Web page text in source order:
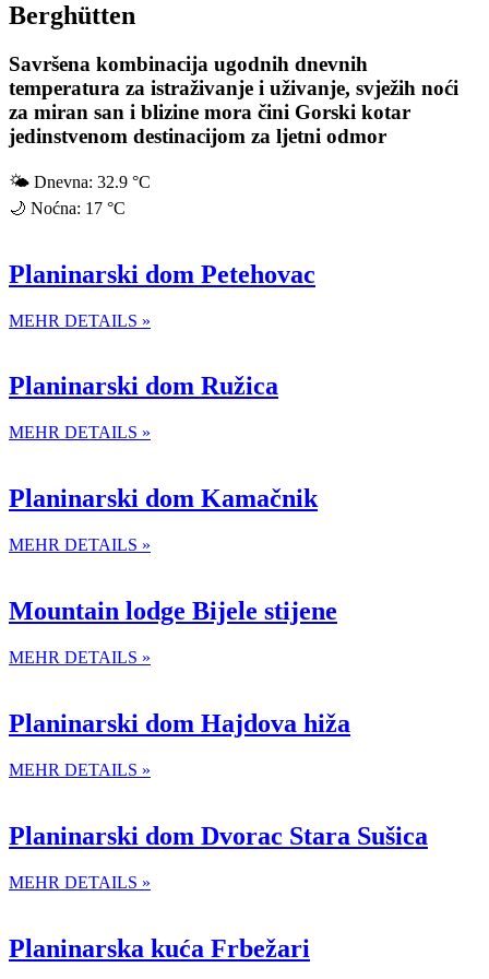
Berghütten
Savršena kombinacija ugodnih dnevnih
temperatura za istraživanje i uživanje, svježih noći
za miran san i blizine mora čini Gorski kotar
jedinstvenom destinacijom za ljetni odmor
🌤 Dnevna: 32.9 °C
🌙 Noćna: 17 °C
Planinarski dom Petehovac
MEHR DETAILS »
Planinarski dom Ružica
MEHR DETAILS »
Planinarski dom Kamačnik
MEHR DETAILS »
Mountain lodge Bijele stijene
MEHR DETAILS »
Planinarski dom Hajdova hiža
MEHR DETAILS »
Planinarski dom Dvorac Stara Sušica
MEHR DETAILS »
Planinarska kuća Frbežari